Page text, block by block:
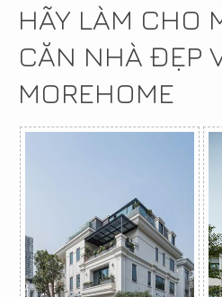
HÃY LÀM CHO
CĂN NHÀ ĐẸP
MOREHOME